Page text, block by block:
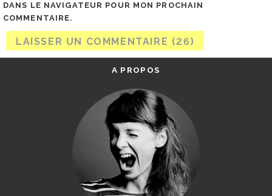
DANS LE NAVIGATEUR POUR MON PROCHAIN
COMMENTAIRE.
A PROPOS